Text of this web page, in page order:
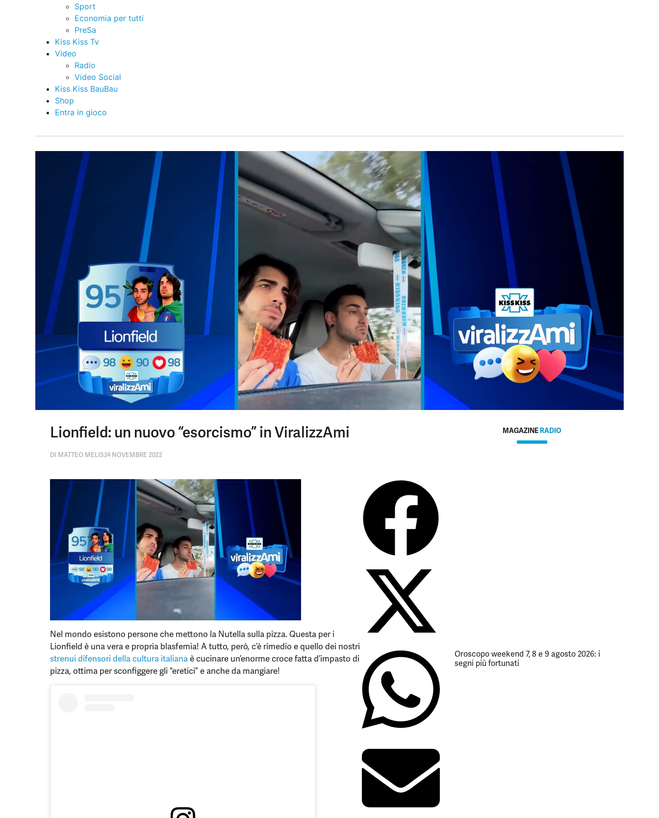
Sport
Economia per tutti
PreSa
Kiss Kiss Tv
Video
Radio
Video Social
Kiss Kiss BauBau
Shop
Entra in gioco
Lionfield: un nuovo “esorcismo” in ViralizzAmi
DI MATTEO MELIS24 NOVEMBRE 2022
Nel mondo esistono persone che mettono la Nutella sulla pizza. Questa per i
Lionfield è una vera e propria blasfemia! A tutto, però, c’è rimedio e quello dei nostri
strenui difensori della cultura italianaè cucinare un’enorme croce fatta d’impasto di
pizza, ottima per sconfiggere gli “eretici” e anche da mangiare!
MAGAZINE RADIO
Oroscopo weekend 7, 8 e 9 agosto 2026: i
segni più fortunati